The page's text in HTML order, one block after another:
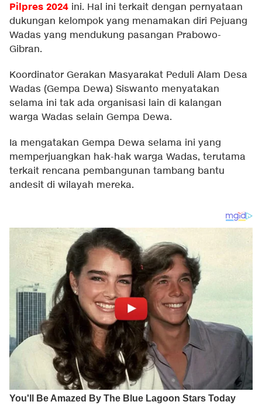
Pilpres 2024 ini. Hal ini terkait dengan pernyataan
dukungan kelompok yang menamakan diri Pejuang
Wadas yang mendukung pasangan Prabowo-
Gibran.
Koordinator Gerakan Masyarakat Peduli Alam Desa
Wadas (Gempa Dewa) Siswanto menyatakan
selama ini tak ada organisasi lain di kalangan
warga Wadas selain Gempa Dewa.
Ia mengatakan Gempa Dewa selama ini yang
memperjuangkan hak-hak warga Wadas, terutama
terkait rencana pembangunan tambang bantu
andesit di wilayah mereka.